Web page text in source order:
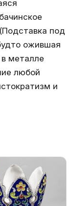
под
ожившая
металле
любой
и